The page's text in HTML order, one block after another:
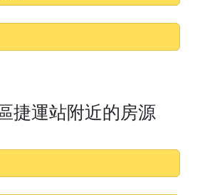
捷運站附近的房源